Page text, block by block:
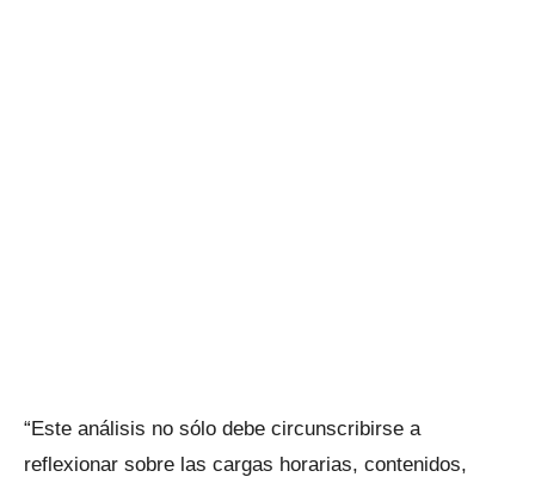
“Este análisis no sólo debe circunscribirse a
reflexionar sobre las cargas horarias, contenidos,